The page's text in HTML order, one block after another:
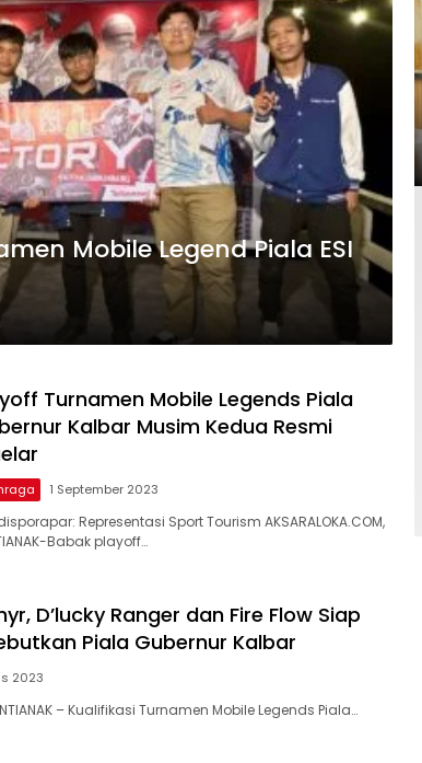
Mobile Legend Piala ESI
Turnamen Mobile Legends Piala
Kalbar Musim Kedua Resmi
1 September 2023
Representasi Sport Tourism AKSARALOKA.COM,
Babak playoff…
D’lucky Ranger dan Fire Flow Siap
Piala Gubernur Kalbar
2023
– Kualifikasi Turnamen Mobile Legends Piala…